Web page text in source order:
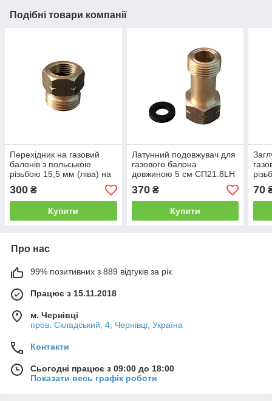
Подібні товари компанії
Перехідник на газовий
балонів з польською
різьбою 15,5 мм (ліва) на
різьбу 21.8мм (ліва)
300 ₴
Купити
Латунний подовжувач для
газового балона
довжиною 5 см СП21.8LH
(зовнішня-внутрішня
різьба)
370₴
Купити
70
Про нас
99% позитивних з 889 відгуків за рік
Працює з 15.11.2018
м. Чернівці
пров. Складський, 4, Чернівці, Україна
Контакти
Сьогодні працює з 09:00 до 18:00
Показати весь графік роботи